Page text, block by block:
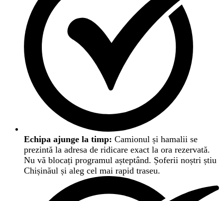
Echipa ajunge la timp: Camionul și hamalii se
prezintă la adresa de ridicare exact la ora rezervată.
Nu vă blocați programul așteptând. Șoferii noștri știu
Chișinăul și aleg cel mai rapid traseu.